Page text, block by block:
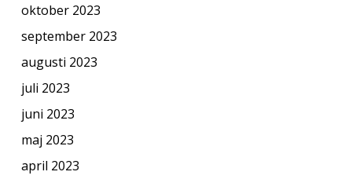
oktober 2023
september 2023
augusti 2023
juli 2023
juni 2023
maj 2023
april 2023